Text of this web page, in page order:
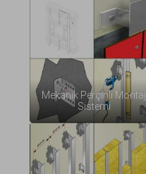
Mekanik Perçinli Montaj
Sistemi